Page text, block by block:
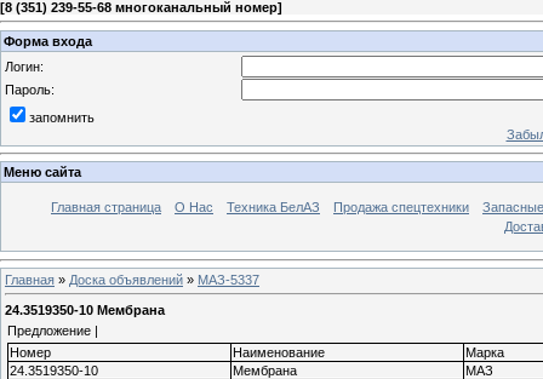
[8 (351) 239-55-68 многоканальный номер]
Форма входа
Логин:
Пароль:
запомнить
Меню сайта
Главная страница О Нас Техника БелАЗ Продажа спецтехники
Главная » Доска объявлений » МАЗ-5337
24.3519350-10 Мембрана
Предложение |
Номер
Наименование
Марка
24.3519350-10
Мембрана
МАЗ